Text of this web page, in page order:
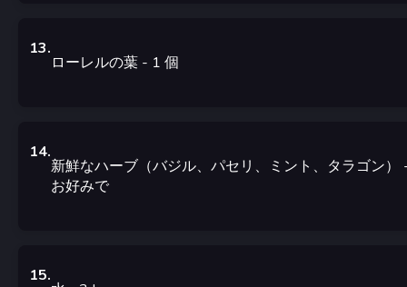
13.
ローレルの葉 - 1 個
14.
新鮮なハーブ（バジル、パセリ、ミント、タラゴン）
お好みで
15.